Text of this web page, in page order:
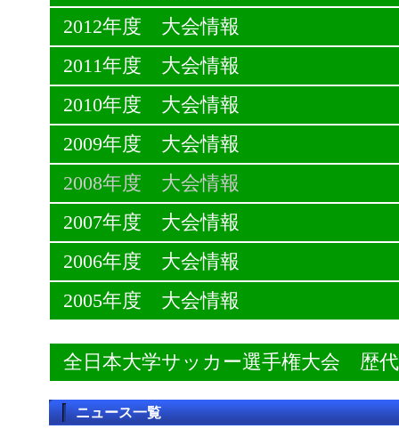
2012年度 大会情報
2011年度 大会情報
2010年度 大会情報
2009年度 大会情報
2008年度 大会情報
2007年度 大会情報
2006年度 大会情報
2005年度 大会情報
全日本大学サッカー選手権大会 歴
ニュース一覧